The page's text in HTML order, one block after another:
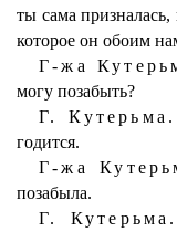
ты сама призналась,
которое он обоим
Г-жа
могу позабыть?
Г. Кутерьма.
годится.
Г-жа
позабыла.
Г. Кутерьма.